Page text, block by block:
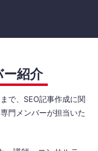
紹介
で、SEO記事作成に関
門メンバーが担当いた